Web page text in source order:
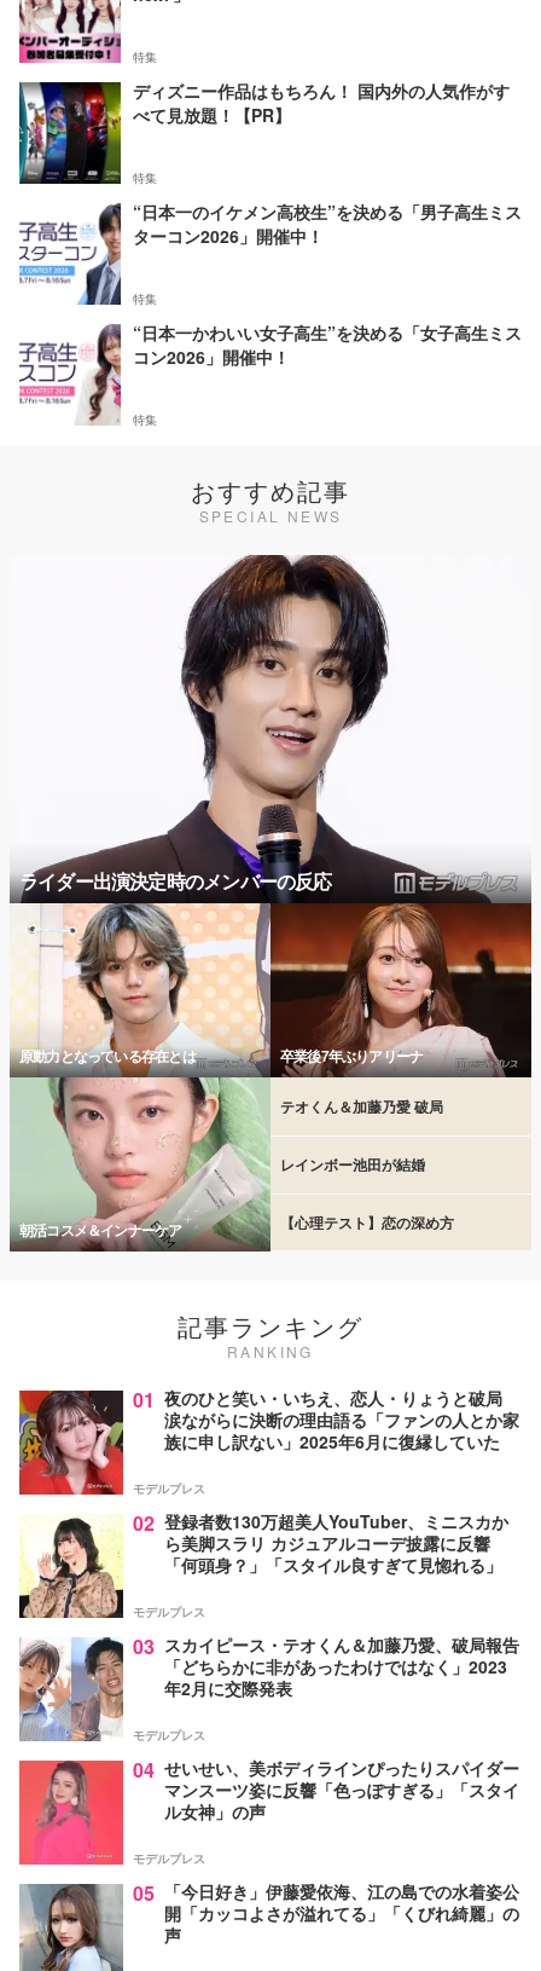
特集
ディズニー作品はもちろん！ 国内外の人気作がす
べて見放題！【PR】
特集
“日本一のイケメン高校生”を決める「男子高生ミス
ターコン2026」開催中！
特集
“日本一かわいい女子高生”を決める「女子高生ミス
コン2026」開催中！
特集
おすすめ記事
SPECIAL NEWS
ライダー出演決定時のメンバーの反応
原動力となっている存在とは 卒業後7年ぶりアリーナ
朝活コスメ＆インナーケア
テオくん＆加藤乃愛 破局
レインボー池田が結婚
【心理テスト】恋の深め方
記事ランキング
RANKING
01 夜のひと笑い・いちえ、恋人・りょうと破局
涙ながらに決断の理由語る「ファンの人とか家
族に申し訳ない」2025年6月に復縁していた
モデルプレス
02 登録者数130万超美人YouTuber、ミニスカか
ら美脚スラリ カジュアルコーデ披露に反響
「何頭身？」「スタイル良すぎて見惚れる」
モデルプレス
03 スカイピース・テオくん＆加藤乃愛、破局報告
「どちらかに非があったわけではなく」2023
年2月に交際発表
モデルプレス
04 せいせい、美ボディラインぴったりスパイダー
マンスーツ姿に反響「色っぽすぎる」「スタイ
ル女神」の声
モデルプレス
05
「今日好き」伊藤愛依海、江の島での水着姿公
開「カッコよさが溢れてる」「くびれ綺麗」の
声